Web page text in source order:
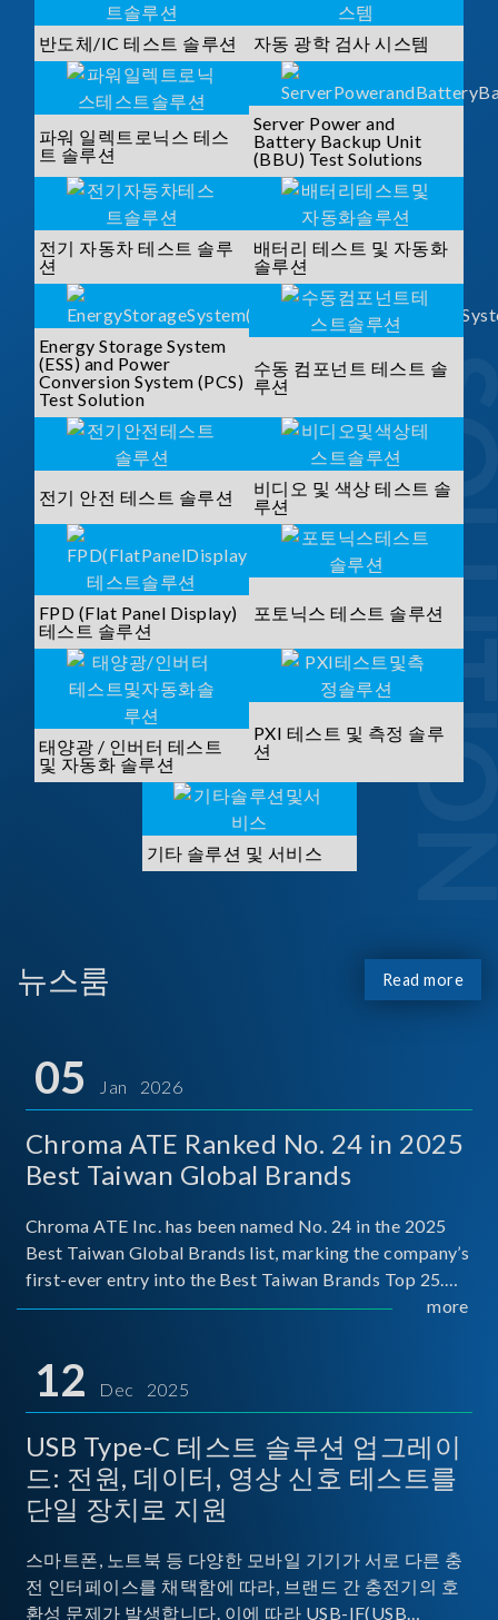
반도체/IC 테스트 솔루션 자동 광학 검사 시스템
파워 일렉트로닉스 테스
트 솔루션
Server Power and
Battery Backup Unit
(BBU) Test Solutions
전기 자동차 테스트 솔루
션
배터리 테스트 및 자동화
솔루션
Energy Storage System
(ESS) and Power
Conversion System (PCS)
Test Solution
수동 컴포넌트 테스트 솔
루션
전기 안전 테스트 솔루션
비디오 및 색상 테스트 솔
루션
FPD (Flat Panel Display)
테스트 솔루션
포토닉스 테스트 솔루션
태양광 / 인버터 테스트
및 자동화 솔루션
PXI 테스트 및 측정 솔루
션
기타 솔루션 및 서비스
뉴스룸 Read more
05 Jan 2026
Chroma ATE Ranked No. 24 in 2025
Best Taiwan Global Brands
Chroma ATE Inc. has been named No. 24 in the 2025
Best Taiwan Global Brands list, marking the company’s
first-ever entry into the Best Taiwan Brands Top 25.
This recognition represents a significant milestone for
more
12 Dec 2025
USB Type-C 테스트 솔루션 업그레이
드: 전원, 데이터, 영상 신호 테스트를
단일 장치로 지원
스마트폰, 노트북 등 다양한 모바일 기기가 서로 다른 충
전 인터페이스를 채택함에 따라, 브랜드 간 충전기의 호
환성 문제가 발생합니다. 이에 따라 USB-IF(USB